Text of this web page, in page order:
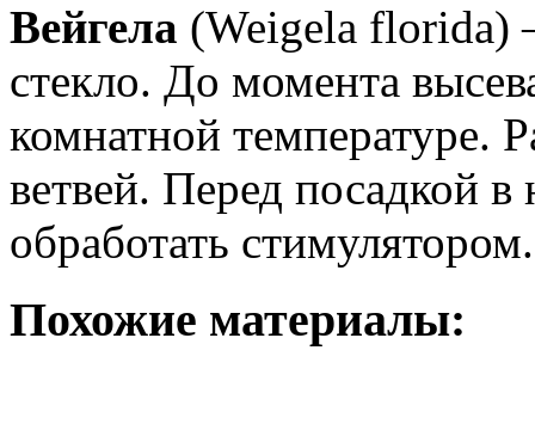
Вейгела (Weigela florida)
стекло. До момента
комнатной температуре.
ветвей. Перед посадкой в
обработать
Похожие материалы: